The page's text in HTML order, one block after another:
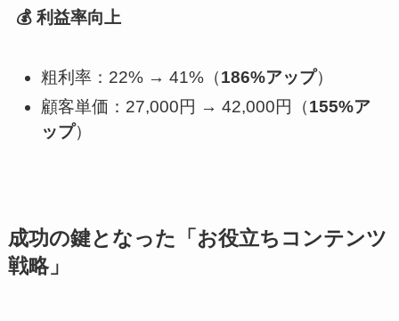
💰 利益率向上
粗利率：22% → 41%（186%アップ）
顧客単価：27,000円 → 42,000円（155%ア
ップ）
成功の鍵となった「お役立ちコンテンツ
戦略」